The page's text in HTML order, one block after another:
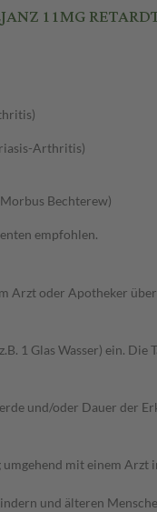
11MG
Arthritis)
Bechterew)
empfohlen.
Arzt oder Apotheker
1 Glas Wasser) ein.
und/oder Dauer der
umgehend mit einem Arzt
und älteren